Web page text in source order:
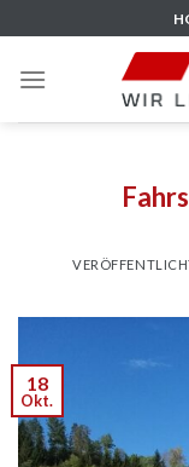
to
content
18
Okt.